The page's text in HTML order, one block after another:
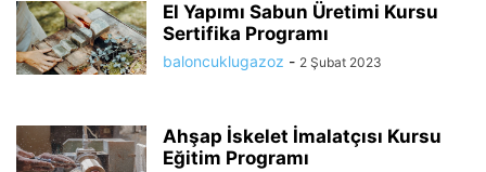
El Yapımı Sabun Üretimi Kursu
Sertifika Programı
baloncuklugazoz - 2 Şubat 2023
Ahşap İskelet İmalatçısı Kursu
Eğitim Programı